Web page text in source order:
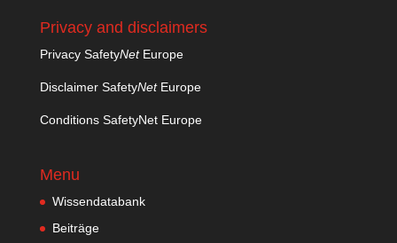
Privacy and disclaimers
Privacy SafetyNetEurope
Disclaimer SafetyNetEurope
Conditions SafetyNet Europe
Menu
Wissendatabank
Beiträge